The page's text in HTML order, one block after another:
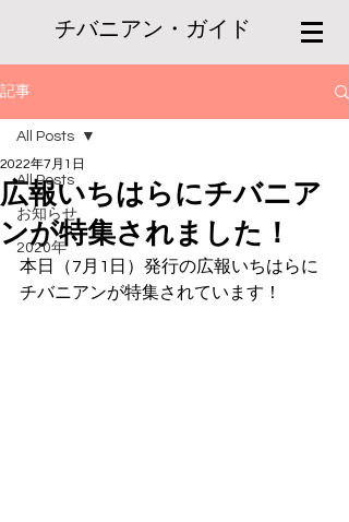
チバニアン・ガイド
記事
All Posts
お知らせ
2020年
All Posts
広報いちはらにチバニア
ンが特集されました！
2022年7月1日
本日（7月1日）発行の広報いちはらに
チバニアンが特集されています！